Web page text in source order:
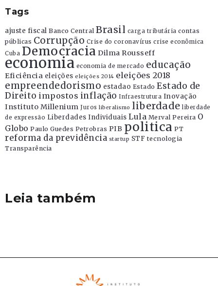
Tags
ajuste fiscal Banco Central Brasil carga tributária contas
públicas Corrupção Crise do coronavírus crise econômica
Cuba Democracia Dilma Rousseff
economia economia de mercado educação
Eficiência eleições eleições 2014 eleições 2018
empreendedorismo estadao Estado Estado de
Direito impostos inflação Infraestrutura Inovação
Instituto Millenium Juros liberalismo liberdade liberdade
de expressão Liberdades Individuais Lula Merval Pereira O
Globo Paulo Guedes Petrobras PIB politica PT
reforma da previdência startup STF tecnologia
Transparência
Leia também